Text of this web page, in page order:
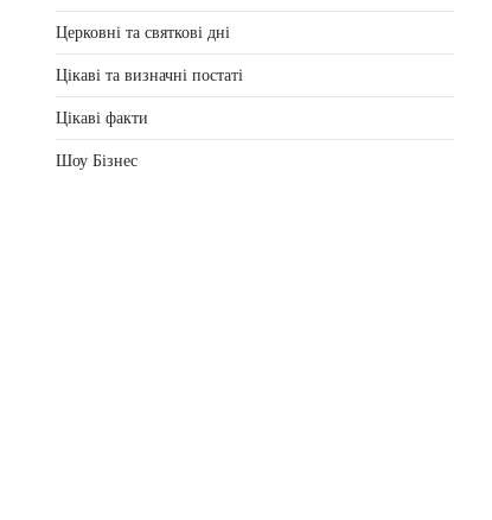
Церковні та святкові дні
Цікаві та визначні постаті
Цікаві факти
Шоу Бізнес